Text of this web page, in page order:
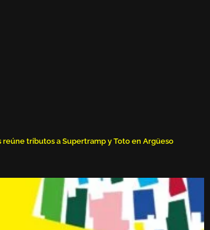
reúne tributos a Supertramp y Toto en Argüeso